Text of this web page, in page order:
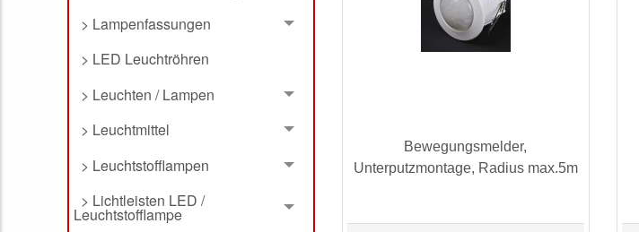
> Lampenfassungen
> LED Leuchtröhren
> Leuchten / Lampen
> Leuchtmittel
> Leuchtstofflampen
> Lichtleisten LED /
Leuchtstofflampe
Bewegungsmelder,
Unterputzmontage, Radius max.5m